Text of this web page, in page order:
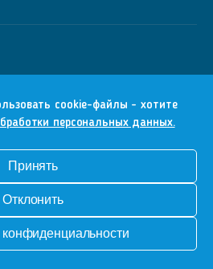
cookie-файлы - хотите
персональных данных.
Принять
Отклонить
конфиденциальности